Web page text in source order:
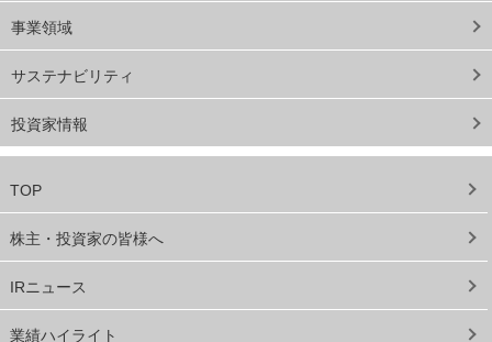
事業領域
サステナビリティ
投資家情報
TOP
株主・投資家の皆様へ
IRニュース
業績ハイライト